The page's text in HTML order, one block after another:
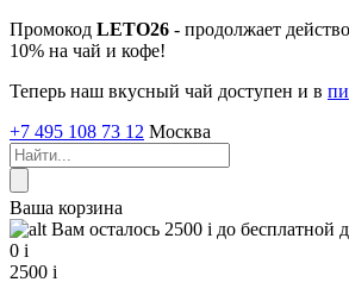
Промокод LETO26 - продолжает
10% на чай и кофе!
Теперь наш вкусный чай доступен и в
+7 495 108 73 12 Москва
Ваша корзина
Вам осталось 2500 i до бесплатной
0 i
2500 i